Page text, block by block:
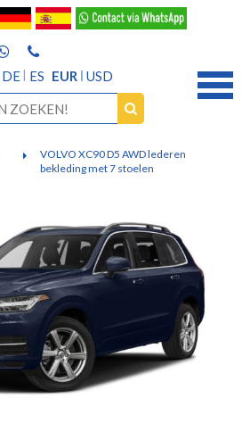
DE ES EUR USD
VOLVO XC90 D5 AWD lederen
bekleding met 7 stoelen